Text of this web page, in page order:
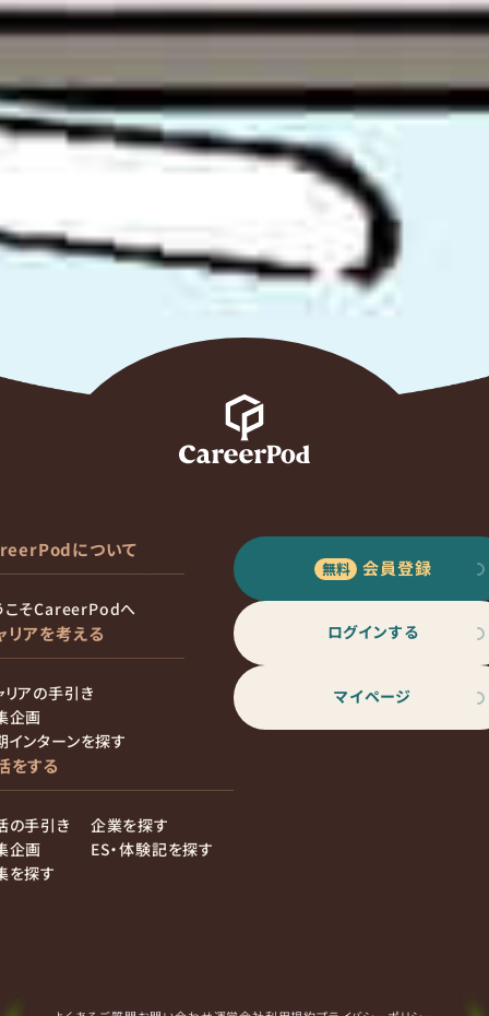
について
こそCareerPodへ
リアを考える
リアの手引き
企画
インターンを探す
をする
の手引き
企画
を探す
企業を探す
ES・体験記を探す
会員登録
ログインする
マイページ